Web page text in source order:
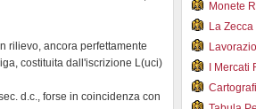
rilievo, ancora perfettamente
costituita dall'iscrizione L(uci)
d.c., forse in coincidenza con
Monete
La
I Mercati